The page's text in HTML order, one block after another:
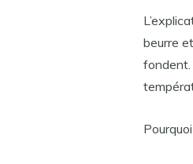
beurre
fondent.